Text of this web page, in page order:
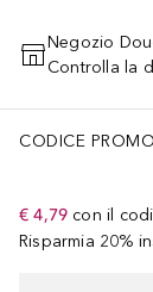
Negozio
Controlla la
CODICE
€ 4,79 con il
Risparmia 20%